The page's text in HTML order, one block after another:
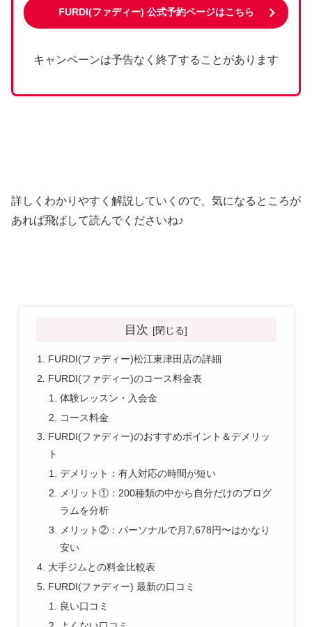
FURDI(ファディー) 公式予約ページはこちら
キャンペーンは予告なく終了することがあります
詳しくわかりやすく解説していくので、気になるところが
あれば飛ばして読んでくださいね♪
目次
FURDI(ファディー)松江東津田店の詳細
FURDI(ファディー)のコース料金表
体験レッスン・入会金
コース料金
FURDI(ファディー)のおすすめポイント＆デメリッ
ト
デメリット：有人対応の時間が短い
メリット①：200種類の中から自分だけのプログ
ラムを分析
メリット②：パーソナルで月7,678円〜はかなり
安い
大手ジムとの料金比較表
FURDI(ファディー) 最新の口コミ
良い口コミ